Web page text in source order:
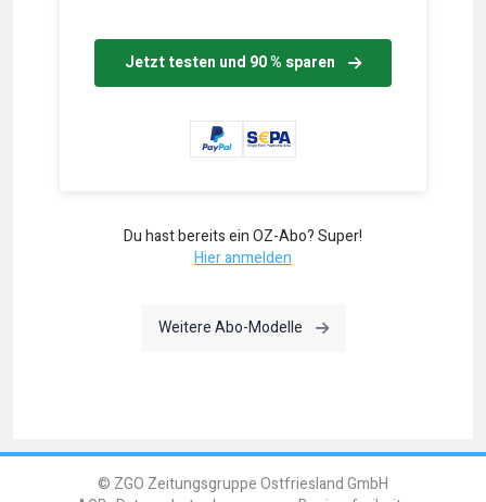
Jetzt testen und 90 % sparen
Du hast bereits ein OZ-Abo? Super!
Hier anmelden
Weitere Abo-Modelle
© ZGO Zeitungsgruppe Ostfriesland GmbH